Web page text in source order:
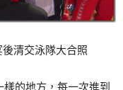
後清交泳隊大合照
的地方，每一次進到